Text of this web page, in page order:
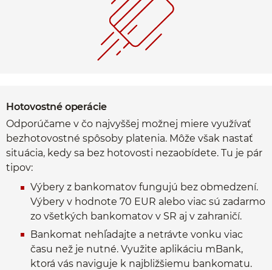
Hotovostné operácie
Odporúčame v čo najvyššej možnej miere využívať
bezhotovostné spôsoby platenia. Môže však nastať
situácia, kedy sa bez hotovosti nezaobídete. Tu je pár
tipov:
Výbery z bankomatov fungujú bez obmedzení.
Výbery v hodnote 70 EUR alebo viac sú zadarmo
zo všetkých bankomatov v SR aj v zahraničí.
Bankomat nehľadajte a netrávte vonku viac
času než je nutné. Využite aplikáciu mBank,
ktorá vás naviguje k najbližšiemu bankomatu.